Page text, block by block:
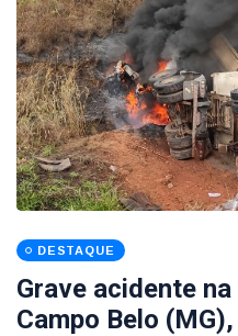
DESTAQUE
Grave acidente
Campo Belo